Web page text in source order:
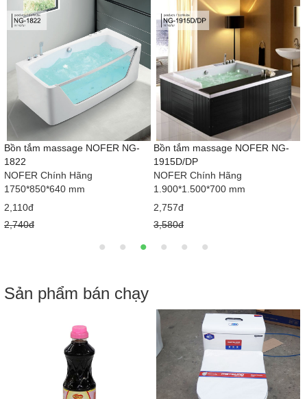
Bồn tắm massage NOFER NG-
1822
NOFER Chính Hãng
1750*850*640 mm
2,110đ
2,740đ
Bồn tắm massage NOFER NG-
1915D/DP
NOFER Chính Hãng
1.900*1.500*700 mm
2,757đ
3,580đ
Sản phẩm bán chạy